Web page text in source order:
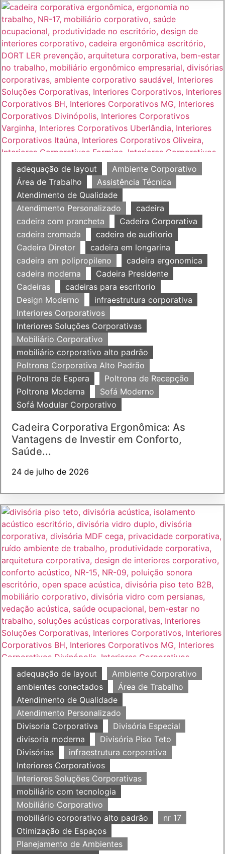
adequação de layout
Ambiente Corporativo
Área de Trabalho
Assistência Técnica
Atendimento de Qualidade
Atendimento Personalizado
cadeira
cadeira com prancheta
Cadeira Corporativa
cadeira cromada
cadeira de auditorio
Cadeira Diretor
cadeira em longarina
cadeira em polipropileno
cadeira ergonomica
cadeira moderna
Cadeira Presidente
Cadeiras
cadeiras para escritorio
Design Moderno
infraestrutura corporativa
Interiores Corporativos
Interiores Soluções Corporativas
Mobiliário Corporativo
mobiliário corporativo alto padrão
Poltrona Corporativa Alto Padrão
Poltrona de Espera
Poltrona de Recepção
Poltrona Moderna
Sofá Moderno
Sofá Modular Corporativo
Cadeira Corporativa Ergonômica: As
Vantagens de Investir em Conforto,
Saúde...
24 de julho de 2026
adequação de layout
Ambiente Corporativo
ambientes conectados
Área de Trabalho
Atendimento de Qualidade
Atendimento Personalizado
Divisoria Corporativa
Divisória Especial
divisoria moderna
Divisória Piso Teto
Divisórias
infraestrutura corporativa
Interiores Corporativos
Interiores Soluções Corporativas
mobiliário com tecnologia
Mobiliário Corporativo
mobiliário corporativo alto padrão
nr 17
Otimização de Espaços
Planejamento de Ambientes